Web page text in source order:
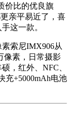
比的优良旗
亲平易近了，喜
这一款。
索尼IMX906从
像素，日常摄影
，红外、NFC、
充+5000mAh电池